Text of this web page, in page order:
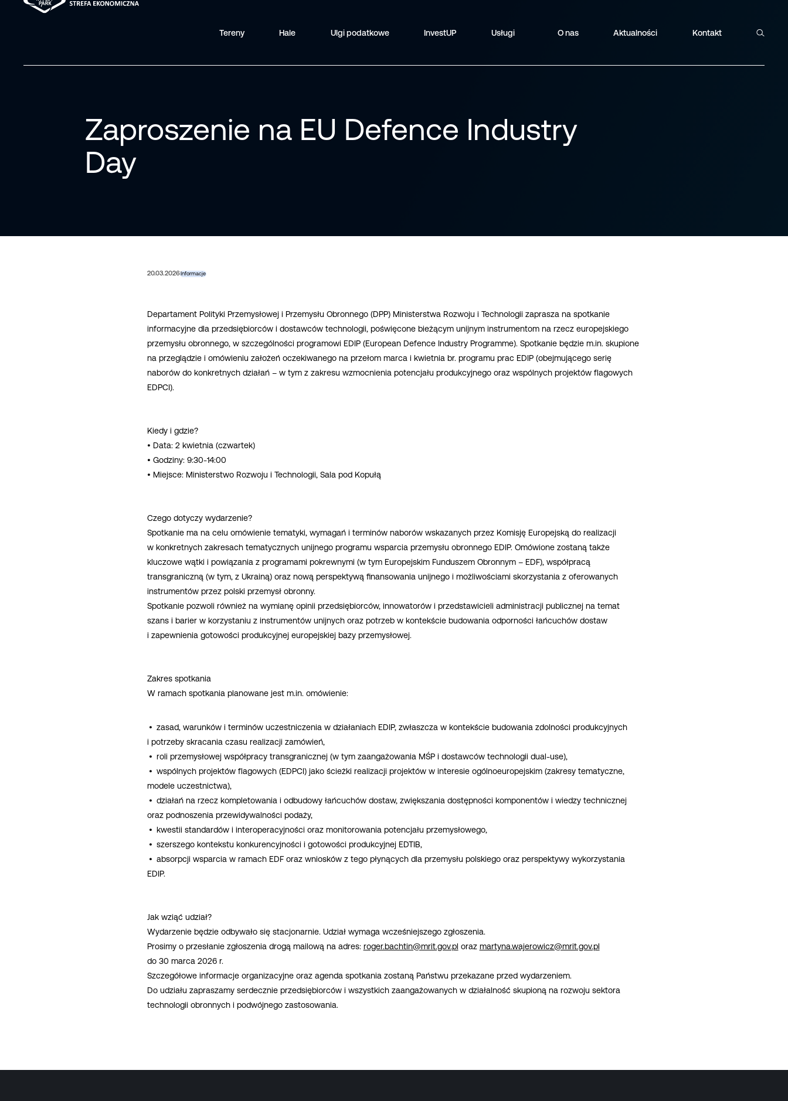
Tereny Hale Ulgi podatkowe InvestUP Usługi O nas Aktualności Kontakt Szukaj
Zaproszenie na EU Defence Industry
Day
20.03.2026Informacje
Departament Polityki Przemysłowej i Przemysłu Obronnego (DPP) Ministerstwa Rozwoju i Technologii zaprasza na spotkanie
informacyjne dla przedsiębiorców i dostawców technologii, poświęcone bieżącym unijnym instrumentom na rzecz europejskiego
przemysłu obronnego, w szczególności programowi EDIP (European Defence Industry Programme). Spotkanie będzie m.in. skupione
na przeglądzie i omówieniu założeń oczekiwanego na przełom marca i kwietnia br. programu prac EDIP (obejmującego serię
naborów do konkretnych działań – w tym z zakresu wzmocnienia potencjału produkcyjnego oraz wspólnych projektów flagowych
EDPCI).
Kiedy i gdzie?
• Data: 2 kwietnia (czwartek)
• Godziny: 9:30-14:00
• Miejsce: Ministerstwo Rozwoju i Technologii, Sala pod Kopułą
Czego dotyczy wydarzenie?
Spotkanie ma na celu omówienie tematyki, wymagań i terminów naborów wskazanych przez Komisję Europejską do realizacji
w konkretnych zakresach tematycznych unijnego programu wsparcia przemysłu obronnego EDIP. Omówione zostaną także
kluczowe wątki i powiązania z programami pokrewnymi (w tym Europejskim Funduszem Obronnym – EDF), współpracą
transgraniczną (w tym, z Ukrainą) oraz nową perspektywą finansowania unijnego i możliwościami skorzystania z oferowanych
instrumentów przez polski przemysł obronny.
Spotkanie pozwoli również na wymianę opinii przedsiębiorców, innowatorów i przedstawicieli administracji publicznej na temat
szans i barier w korzystaniu z instrumentów unijnych oraz potrzeb w kontekście budowania odporności łańcuchów dostaw
i zapewnienia gotowości produkcyjnej europejskiej bazy przemysłowej.
Zakres spotkania
W ramach spotkania planowane jest m.in. omówienie:
zasad, warunków i terminów uczestniczenia w działaniach EDIP, zwłaszcza w kontekście budowania zdolności produkcyjnych
i potrzeby skracania czasu realizacji zamówień,
roli przemysłowej współpracy transgranicznej (w tym zaangażowania MŚP i dostawców technologii dual-use),
wspólnych projektów flagowych (EDPCI) jako ścieżki realizacji projektów w interesie ogólnoeuropejskim (zakresy tematyczne,
modele uczestnictwa),
działań na rzecz kompletowania i odbudowy łańcuchów dostaw, zwiększania dostępności komponentów i wiedzy technicznej
oraz podnoszenia przewidywalności podaży,
kwestii standardów i interoperacyjności oraz monitorowania potencjału przemysłowego,
szerszego kontekstu konkurencyjności i gotowości produkcyjnej EDTIB,
absorpcji wsparcia w ramach EDF oraz wniosków z tego płynących dla przemysłu polskiego oraz perspektywy wykorzystania
EDIP.
Jak wziąć udział?
Wydarzenie będzie odbywało się stacjonarnie. Udział wymaga wcześniejszego zgłoszenia.
Prosimy o przesłanie zgłoszenia drogą mailową na adres: roger.bachtin@mrit.gov.pl oraz martyna.wajerowicz@mrit.gov.pl
do 30 marca 2026 r.
Szczegółowe informacje organizacyjne oraz agenda spotkania zostaną Państwu przekazane przed wydarzeniem.
Do udziału zapraszamy serdecznie przedsiębiorców i wszystkich zaangażowanych w działalność skupioną na rozwoju sektora
technologii obronnych i podwójnego zastosowania.